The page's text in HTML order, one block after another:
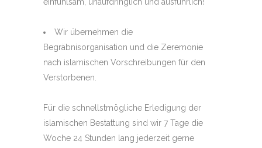
einfühlsam, unaufdringlich und ausführlich!
Wir übernehmen die
Begräbnisorganisation und die Zeremonie
nach islamischen Vorschreibungen für den
Verstorbenen.
Für die schnellstmögliche Erledigung der
islamischen Bestattung sind wir 7 Tage die
Woche 24 Stunden lang jederzeit gerne